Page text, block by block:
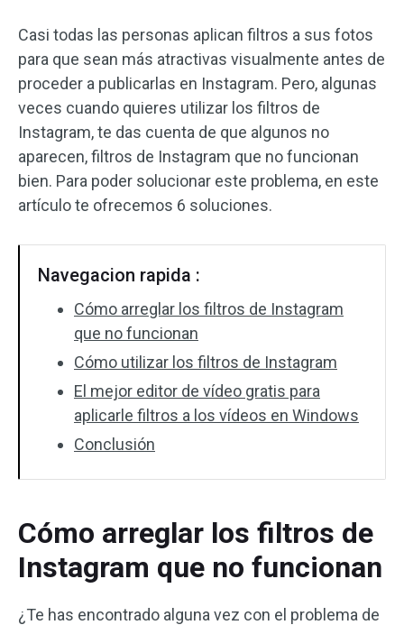
Color de vídeo
Rotar/Voltear
Procesamiento por lotes
Sin marca de agua
Casi todas las personas aplican filtros a sus fotos
para que sean más atractivas visualmente antes de
proceder a publicarlas en Instagram. Pero, algunas
veces cuando quieres utilizar los filtros de
Instagram, te das cuenta de que algunos no
aparecen, filtros de Instagram que no funcionan
bien. Para poder solucionar este problema, en este
artículo te ofrecemos 6 soluciones.
Navegacion rapida :
Cómo arreglar los filtros de Instagram
que no funcionan
Cómo utilizar los filtros de Instagram
El mejor editor de vídeo gratis para
aplicarle filtros a los vídeos en Windows
Conclusión
Cómo arreglar los filtros de
Instagram que no funcionan
¿Te has encontrado alguna vez con el problema de